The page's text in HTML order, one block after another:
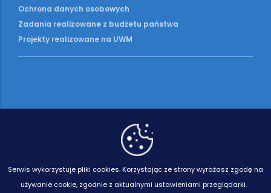
Ochrona danych osobowych
Zadania realizowane z budżetu państwa
Projekty realizowane na UWM
Serwis wykorzystuje pliki cookies. Korzystając ze strony wyrażasz zgodę na
używanie cookie, zgodnie z aktualnymi ustawieniami przeglądarki.